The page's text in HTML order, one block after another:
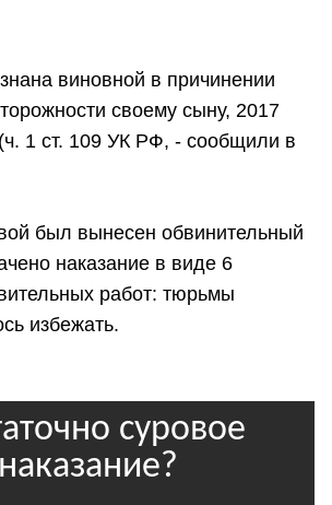
виновной в причинении
своему сыну, 2017
1 ст. 109 УК РФ, - сообщили в
был вынесен обвинительный
наказание в виде 6
работ: тюрьмы
избежать.